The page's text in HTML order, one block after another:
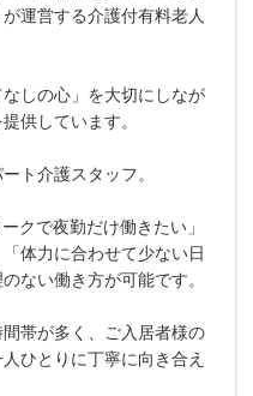
運営する介護付有料老人
しの心」を大切にしなが
供しています。
ト介護スタッフ。
クで夜勤だけ働きたい」
体力に合わせて少ない日
ない働き方が可能です。
帯が多く、ご入居者様の
ひとりに丁寧に向き合え